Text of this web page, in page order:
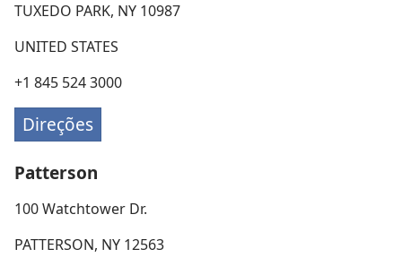
TUXEDO PARK, NY 10987
UNITED STATES
+1 845 524 3000
Direções
Patterson
100 Watchtower Dr.
PATTERSON, NY 12563